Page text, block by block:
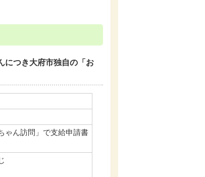
につき大府市独自の「お
ゃん訪問」で支給申請書